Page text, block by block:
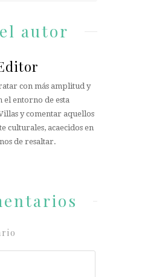
autor
con más amplitud y
el entorno de esta
y comentar aquellos
culturales, acaecidos en
de resaltar.